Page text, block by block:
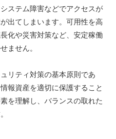
ステム障害などでアクセスが
出てしまいます。可用性を高
化や災害対策など、安定稼働
ません。
リティ対策の基本原則であ
報資産を適切に保護すること
を理解し、バランスの取れた